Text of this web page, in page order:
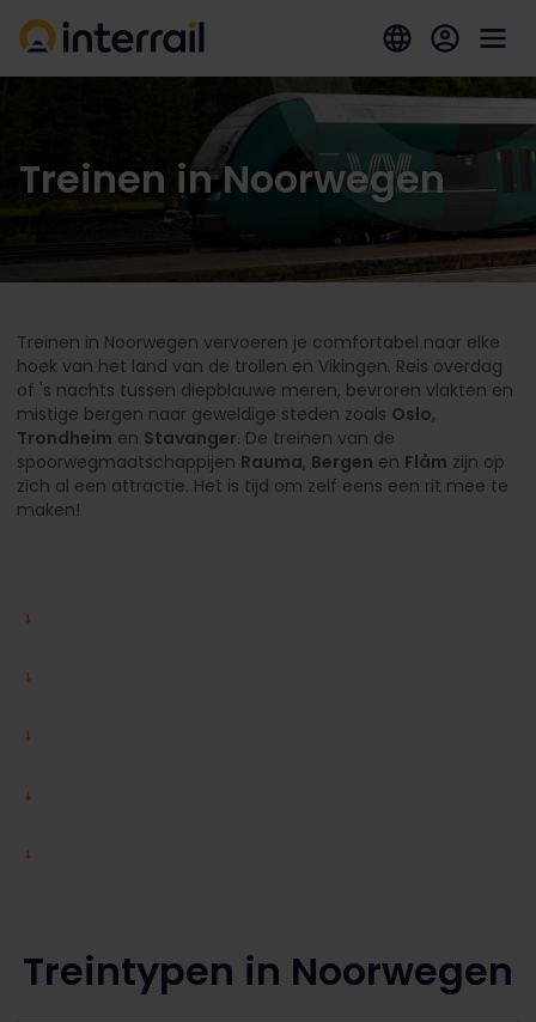
Treinen in Noorwegen
Treinen in Noorwegen vervoeren je comfortabel naar elke
hoek van het land van de trollen en Vikingen. Reis overdag
of 's nachts tussen diepblauwe meren, bevroren vlakten en
mistige bergen naar geweldige steden zoals Oslo,
Trondheim en Stavanger. De treinen van de
spoorwegmaatschappijen Rauma, Bergen en Flåm zijn op
zich al een attractie. Het is tijd om zelf eens een rit mee te
maken!
Treintypen in Noorwegen